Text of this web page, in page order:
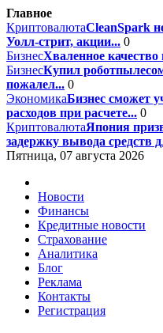
Главное
КриптовалютаCleanSpark
Уолл-стрит, акции... 0
БизнесХваленное
БизнесКупил
пожалел... 0
ЭкономикаБизнес сможет
расходов при расчете... 0
КриптовалютаЯпония
задержку вывода средств
Пятница, 07 августа 2026
Новости
Финансы
Кредитные новости
Страхование
Аналитика
Блог
Реклама
Контакты
Регистрация